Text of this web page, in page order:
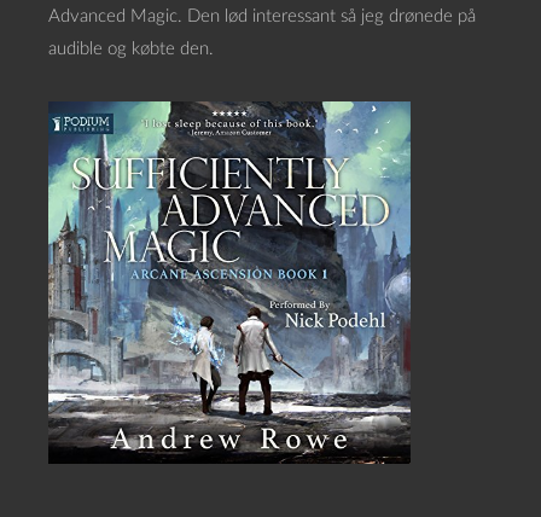
Advanced Magic. Den lød interessant så jeg drønede på
audible og købte den.